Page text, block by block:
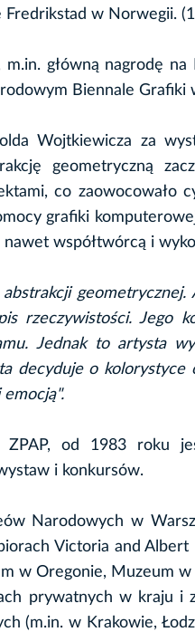
w Norwegii.
m.in. główną nagrodę
Biennale
Wojtkiewicza za
geometryczną
co zaowocowało
grafiki
współtwórcą i
rzeczywistości. Jego
Jednak to artysta
decyduje o kolorystyce
ZPAP, od 1983 roku
i konkursów.
Narodowych w
Victoria and
w Oregonie, Muzeum
prywatnych w kraju i
(m.in. w Krakowie,